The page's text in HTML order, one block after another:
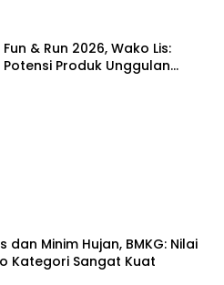
& Run 2026, Wako Lis:
Produk Unggulan
dan Minim Hujan, BMKG: Nilai
Kategori Sangat Kuat